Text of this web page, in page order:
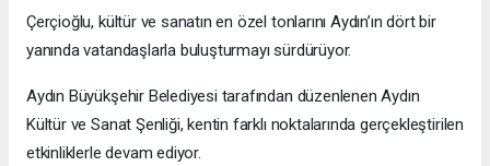
Çerçioğlu, kültür ve sanatın en özel tonlarını Aydın’ın dört bir
yanında vatandaşlarla buluşturmayı sürdürüyor.
Aydın Büyükşehir Belediyesi tarafından düzenlenen Aydın
Kültür ve Sanat Şenliği, kentin farklı noktalarında gerçekleştirilen
etkinliklerle devam ediyor.